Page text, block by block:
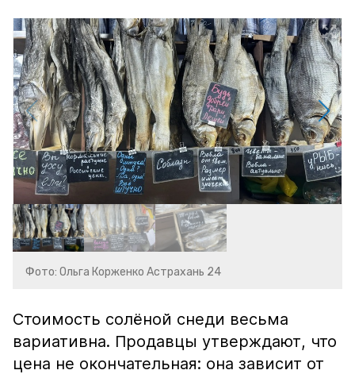
Фото: Ольга Корженко Астрахань 24
Стоимость солёной снеди весьма
вариативна. Продавцы утверждают, что
цена не окончательная: она зависит от